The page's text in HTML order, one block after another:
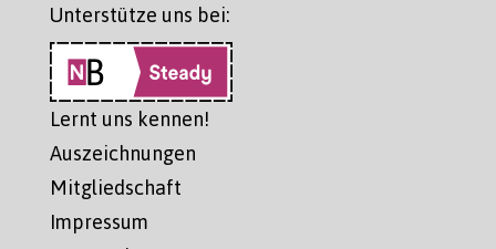
Unterstütze uns bei:
Lernt uns kennen!
Auszeichnungen
Mitgliedschaft
Impressum